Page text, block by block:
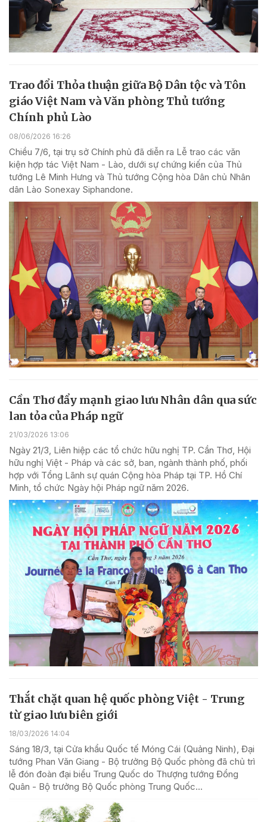
Trao đổi Thỏa thuận giữa Bộ Dân tộc và Tôn
giáo Việt Nam và Văn phòng Thủ tướng
Chính phủ Lào
08/06/2026 16:26
Chiều 7/6, tại trụ sở Chính phủ đã diễn ra Lễ trao các văn
kiện hợp tác Việt Nam - Lào, dưới sự chứng kiến của Thủ
tướng Lê Minh Hưng và Thủ tướng Cộng hòa Dân chủ Nhân
dân Lào Sonexay Siphandone.
Cần Thơ đẩy mạnh giao lưu Nhân dân qua sức
lan tỏa của Pháp ngữ
21/03/2026 13:06
Ngày 21/3, Liên hiệp các tổ chức hữu nghị TP. Cần Thơ, Hội
hữu nghị Việt - Pháp và các sở, ban, ngành thành phố, phối
hợp với Tổng Lãnh sự quán Cộng hòa Pháp tại TP. Hồ Chí
Minh, tổ chức Ngày hội Pháp ngữ năm 2026.
Thắt chặt quan hệ quốc phòng Việt - Trung
từ giao lưu biên giới
18/03/2026 14:04
Sáng 18/3, tại Cửa khẩu Quốc tế Móng Cái (Quảng Ninh), Đại
tướng Phan Văn Giang - Bộ trưởng Bộ Quốc phòng đã chủ trì
lễ đón đoàn đại biểu Trung Quốc do Thượng tướng Đổng
Quân - Bộ trưởng Bộ Quốc phòng Trung Quốc...